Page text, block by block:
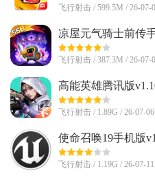
飞行射击 / 599.5M / 26-07-
凉屋元气骑士前传
飞行射击 / 387.3M / 26-07-
高能英雄腾讯版
飞行射击 / 1.89G / 26-07-06
使命召唤19手机版
飞行射击 / 1.19G / 26-07-11